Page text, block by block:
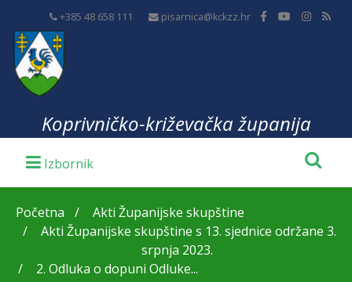
+385 48 658 111 pisarnica@kckzz.hr
Koprivničko-križevačka županija
Početna
Akti Županijske skupštine
Akti Županijske skupštine s 13. sjednice održane 3.
srpnja 2023.
2. Odluka o dopuni Odluke...